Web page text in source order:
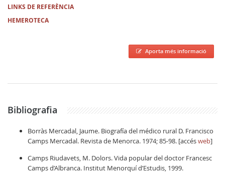
LINKS DE REFERÈNCIA
HEMEROTECA
Aporta més informació
Bibliografia
Borràs Mercadal, Jaume. Biografía del médico rural D. Francisco
Camps Mercadal. Revista de Menorca. 1974; 85-98. [accésweb]
Camps Riudavets, M. Dolors. Vida popular del doctor Francesc
Camps d’Albranca. Institut Menorquí d’Estudis, 1999.